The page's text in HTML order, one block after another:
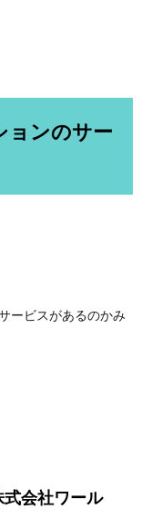
ンのサー
ービスがあるのかみ
式会社ワール